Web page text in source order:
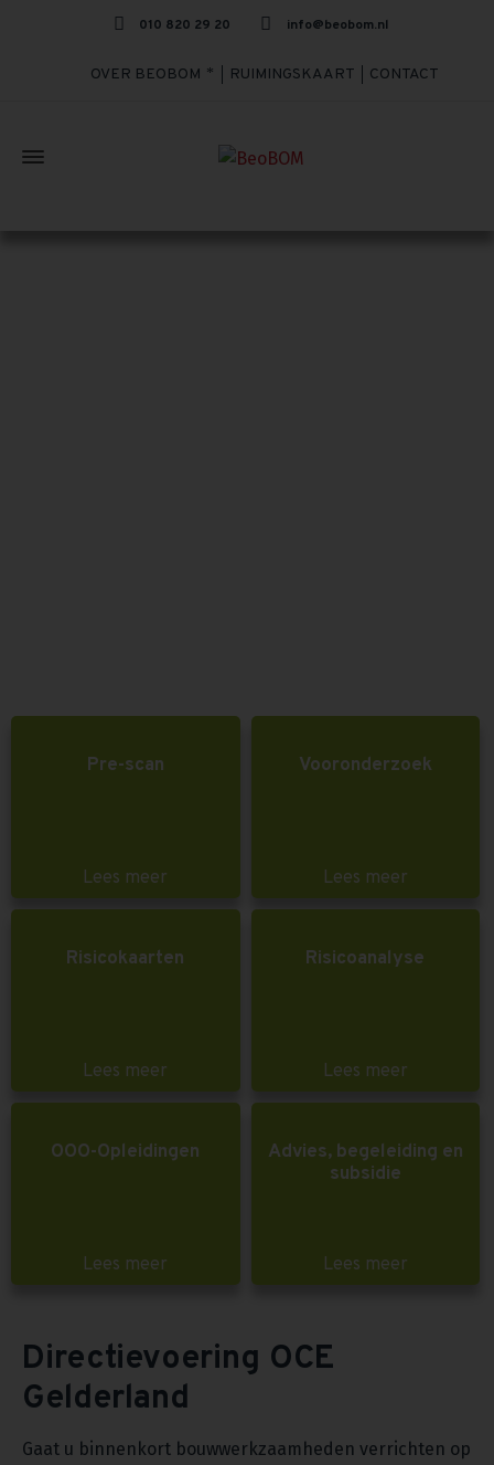
010 820 29 20 info@beobom.nl
OVER BEOBOM RUIMINGSKAART CONTACT
Pre-scan
Lees meer
Vooronderzoek
Lees meer
Risicokaarten
Lees meer
Risicoanalyse
Lees meer
OOO-Opleidingen
Lees meer
Advies, begeleiding en
subsidie
Lees meer
Directievoering OCE
Gelderland
Gaat u binnenkort bouwwerkzaamheden verrichten op